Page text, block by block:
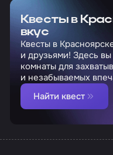
Квесты в
вкус
Квесты в
и друзьями! Здесь
комнаты для
и незабываемых
Найти квест